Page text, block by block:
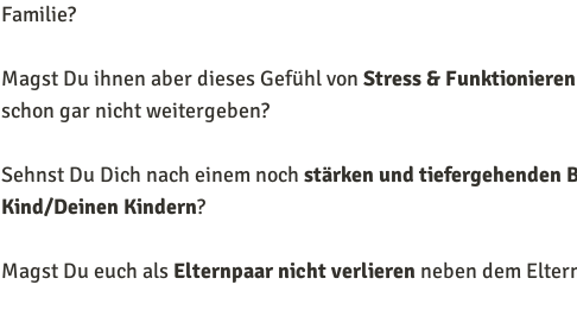
Familie?
Magst Du ihnen aber dieses Gefühl von Stress & Funktionieren
schon gar nicht weitergeben?
Sehnst Du Dich nach einem noch stärken und tiefergehenden
Kind/Deinen Kindern?
Magst Du euch als Elternpaar nicht verlieren neben dem